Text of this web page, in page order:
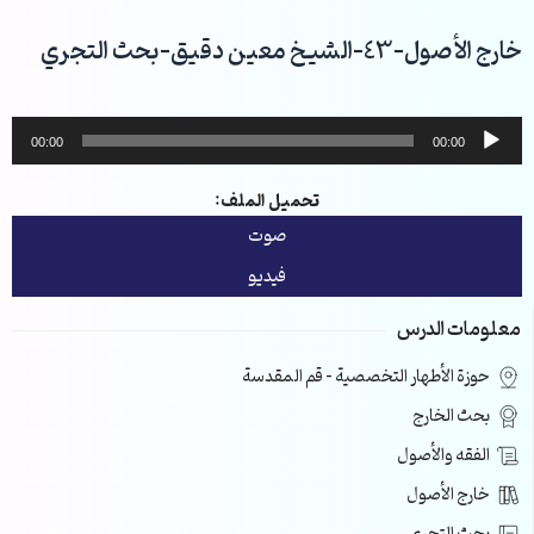
المحتوى
خارج الأصول-43-الشيخ معين دقيق-بحث التجري
مشغل
الصوت
00:00
00:00
تحميل الملف:
صوت
فيديو
معلومات الدرس
حوزة الأطهار التخصصية – قم المقدسة
بحث الخارج
الفقه والأصول
خارج الأصول